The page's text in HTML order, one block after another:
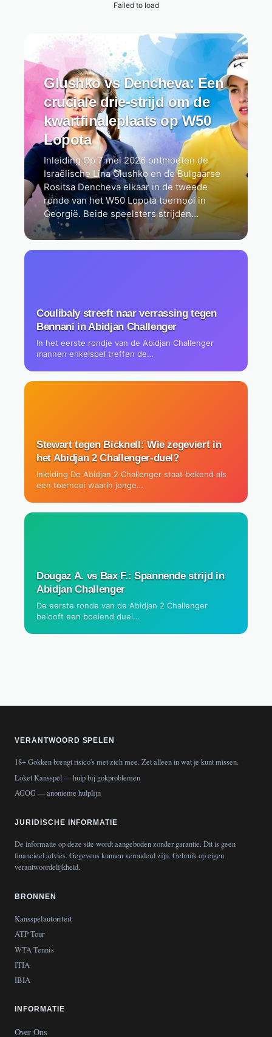
Failed to load
Glushko vs Dencheva: Een
cruciale drie-strijd om de
kwartfinaleplaats op W50
Lopota
Inleiding Op 7 mei 2026 ontmoeten de
Israëlische Lina Glushko en de Bulgaarse
Rositsa Dencheva elkaar in de tweede
ronde van het W50 Lopota toernooi in
Georgië. Beide speelsters strijden…
Coulibaly streeft naar verrassing tegen
Bennani in Abidjan Challenger
In het eerste rondje van de Abidjan Challenger
mannen enkelspel treffen de…
Stewart tegen Bicknell: Wie zegeviert in
het Abidjan 2 Challenger-duel?
Inleiding De Abidjan 2 Challenger staat bekend als
een toernooi waarin jonge…
Dougaz A. vs Bax F.: Spannende strijd in
Abidjan Challenger
De eerste ronde van de Abidjan 2 Challenger
belooft een boeiend duel…
VERANTWOORD SPELEN
18+ Gokken brengt risico's met zich mee. Zet alleen in wat je kunt missen.
Loket Kansspel— hulp bij gokproblemen
AGOG— anonieme hulplijn
JURIDISCHE INFORMATIE
De informatie op deze site wordt aangeboden zonder garantie. Dit is geen
financieel advies. Gegevens kunnen verouderd zijn. Gebruik op eigen
verantwoordelijkheid.
BRONNEN
Kansspelautoriteit
ATP Tour
WTA Tennis
ITIA
IBIA
INFORMATIE
Over Ons